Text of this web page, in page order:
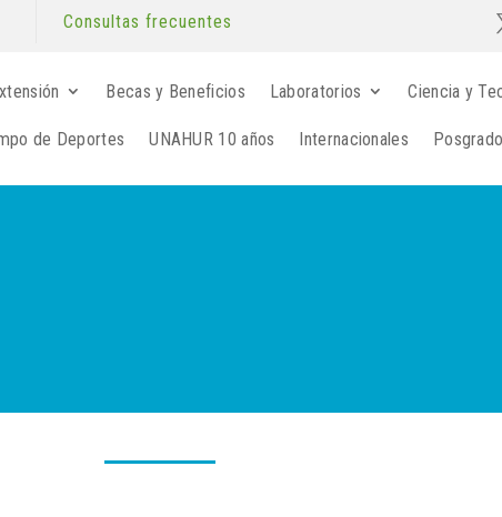
Consultas frecuentes
Becas y Beneficios Laboratorios Ciencia y
de Deportes UNAHUR 10 años Internacionales